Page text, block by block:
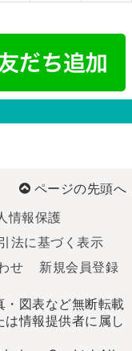
ページの先頭へ
情報保護
法に基づく表示
せ 新規会員登録
・図表など無断転載
情報提供者に属し